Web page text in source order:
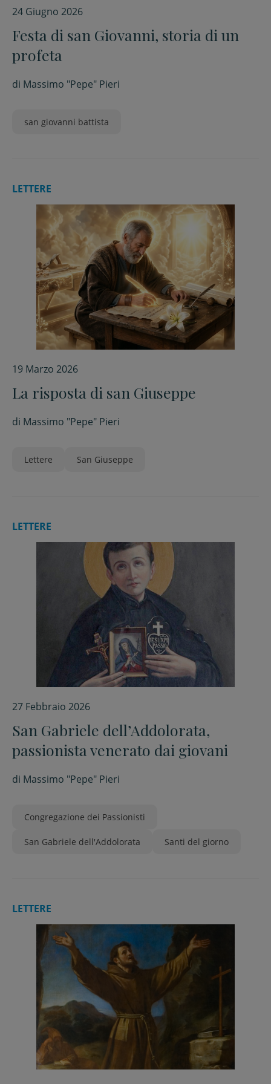
24 Giugno 2026
Festa di san Giovanni, storia di un
profeta
di Massimo "Pepe" Pieri
san giovanni battista
LETTERE
19 Marzo 2026
La risposta di san Giuseppe
di Massimo "Pepe" Pieri
Lettere San Giuseppe
LETTERE
27 Febbraio 2026
San Gabriele dell’Addolorata,
passionista venerato dai giovani
di Massimo "Pepe" Pieri
Congregazione dei Passionisti
San Gabriele dell'Addolorata Santi del giorno
LETTERE